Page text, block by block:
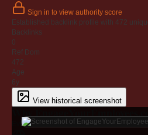
Sign in to view authority score
Established backlink profile with 472
Backlinks
0
Ref Dom
472
Age
6y
View historical screenshot
Why
Every claim below is backed by verified